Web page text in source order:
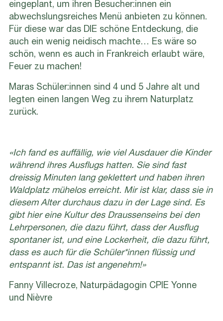
eingeplant, um ihren Besucher:innen ein
abwechslungsreiches Menü anbieten zu können.
Für diese war das DIE schöne Entdeckung, die
auch ein wenig neidisch machte… Es wäre so
schön, wenn es auch in Frankreich erlaubt wäre,
Feuer zu machen!
Maras Schüler:innen sind 4 und 5 Jahre alt und
legten einen langen Weg zu ihrem Naturplatz
zurück.
«Ich fand es auffällig, wie viel Ausdauer die Kinder
während ihres Ausflugs hatten. Sie sind fast
dreissig Minuten lang geklettert und haben ihren
Waldplatz mühelos erreicht. Mir ist klar, dass sie in
diesem Alter durchaus dazu in der Lage sind. Es
gibt hier eine Kultur des Draussenseins bei den
Lehrpersonen, die dazu führt, dass der Ausflug
spontaner ist, und eine Lockerheit, die dazu führt,
dass es auch für die Schüler*innen flüssig und
entspannt ist. Das ist angenehm!»
Fanny Villecroze, Naturpädagogin CPIE Yonne
und Nièvre